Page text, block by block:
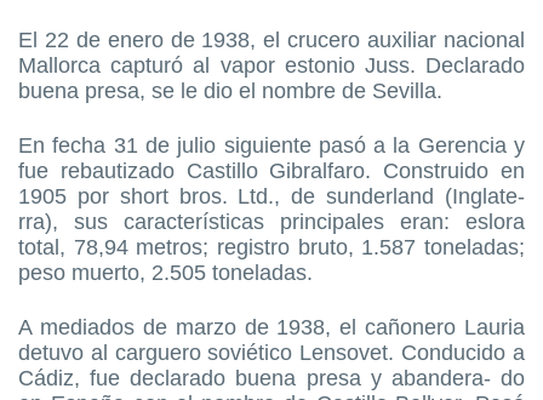
El 22 de enero de 1938, el crucero auxiliar nacional
Mallorca capturó al vapor estonio Juss. Declarado
buena presa, se le dio el nombre de Sevilla.
En fecha 31 de julio siguiente pasó a la Gerencia y
fue rebautizado Castillo Gibralfaro. Construido en
1905 por short bros. Ltd., de sunderland (Inglate-
rra), sus características principales eran: eslora
total, 78,94 metros; registro bruto, 1.587 toneladas;
peso muerto, 2.505 toneladas.
A mediados de marzo de 1938, el cañonero Lauria
detuvo al carguero soviético Lensovet. Conducido a
Cádiz, fue declarado buena presa y abandera- do